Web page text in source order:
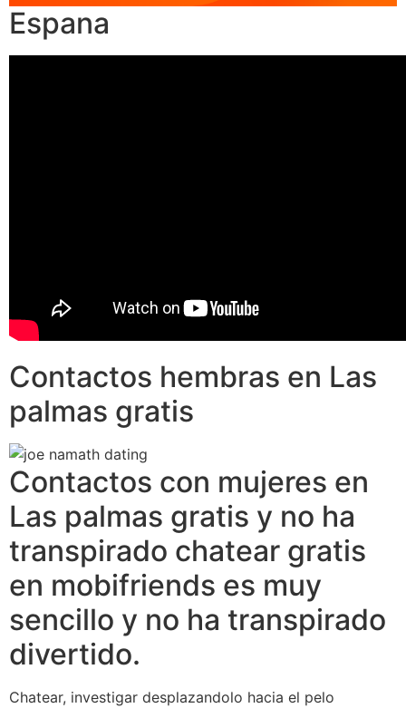
Espana
Contactos hembras en Las
palmas gratis
Contactos con mujeres en
Las palmas gratis y no ha
transpirado chatear gratis
en mobifriends es muy
sencillo y no ha transpirado
divertido.
Chatear, investigar desplazandolo hacia el pelo